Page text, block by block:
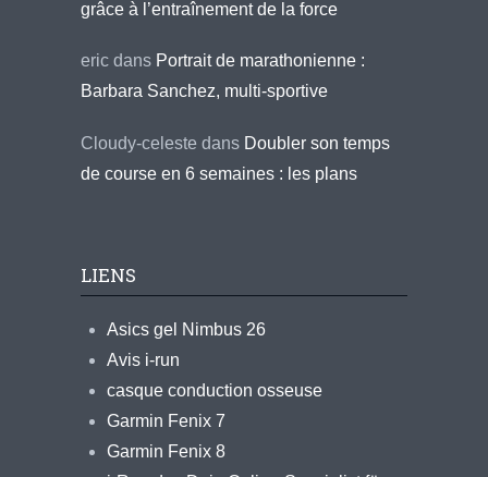
grâce à l’entraînement de la force
eric dans Portrait de marathonienne :
Barbara Sanchez, multi-sportive
Cloudy-celeste dans Doubler son temps
de course en 6 semaines : les plans
LIENS
Asics gel Nimbus 26
Avis i-run
casque conduction osseuse
Garmin Fenix 7
Garmin Fenix 8